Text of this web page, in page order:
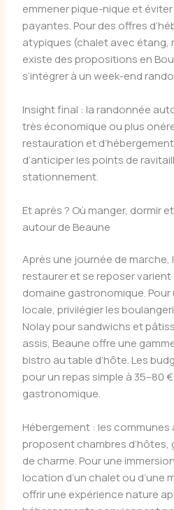
emmener pique-nique et
payantes. Pour des offres
atypiques (chalet avec étang,
existe des propositions en
s’intégrer à un week-end
Insight final : la randonnée
très économique ou plus
restauration et
d’anticiper les points de
stationnement.
Et après ? Où manger, dormir
autour de Beaune
Après une journée de
restaurer et se reposer
domaine gastronomique.
locale, privilégier les
Nolay pour sandwichs et
assis, Beaune offre une
bistro au table d’hôte. Les
pour un repas simple à 35–80
gastronomique.
Hébergement : les communes
proposent chambres
de charme. Pour une
location d’un chalet ou d’une
offrir une expérience nature